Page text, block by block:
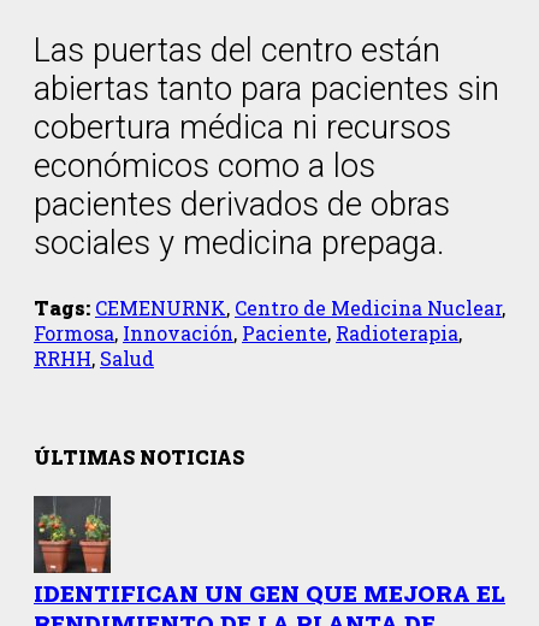
Las puertas del centro están
abiertas tanto para pacientes sin
cobertura médica ni recursos
económicos como a los
pacientes derivados de obras
sociales y medicina prepaga.
Tags: CEMENURNK, Centro de Medicina Nuclear,
Formosa, Innovación, Paciente, Radioterapia,
RRHH, Salud
ÚLTIMAS NOTICIAS
IDENTIFICAN UN GEN QUE MEJORA EL